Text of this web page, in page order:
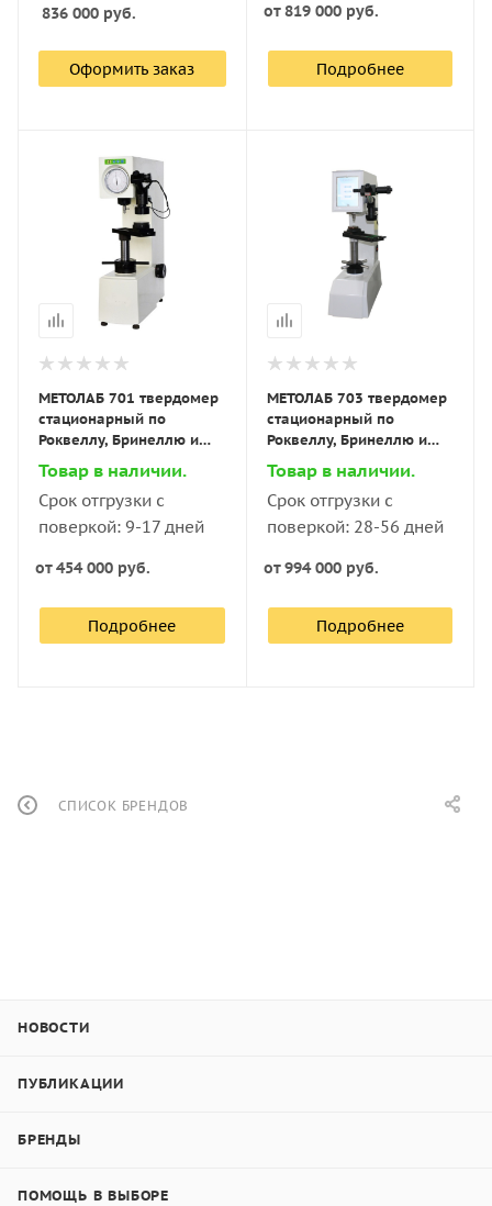
836 000 руб.
Оформить заказ
от819 000 руб.
Подробнее
МЕТОЛАБ 701 твердомер
стационарный по
Роквеллу, Бринеллю и
Виккерсу
Товар в наличии.
Срок отгрузки с
поверкой: 9-17 дней
от454 000 руб.
Подробнее
МЕТОЛАБ 703 твердомер
стационарный по
Роквеллу, Бринеллю и
Виккерсу
Товар в наличии.
Срок отгрузки с
поверкой: 28-56 дней
от994 000 руб.
Подробнее
СПИСОК БРЕНДОВ
НОВОСТИ
ПУБЛИКАЦИИ
БРЕНДЫ
ПОМОЩЬ В ВЫБОРЕ